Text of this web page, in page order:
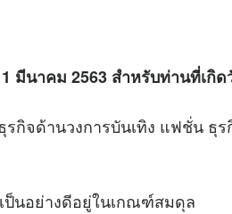
มีนาคม 2563 สำหรับท่านที่เกิ
รกิจด้านวงการบันเทิง แฟชั่น ธุ
ป็นอย่างดีอยู่ในเกณฑ์สมดุล